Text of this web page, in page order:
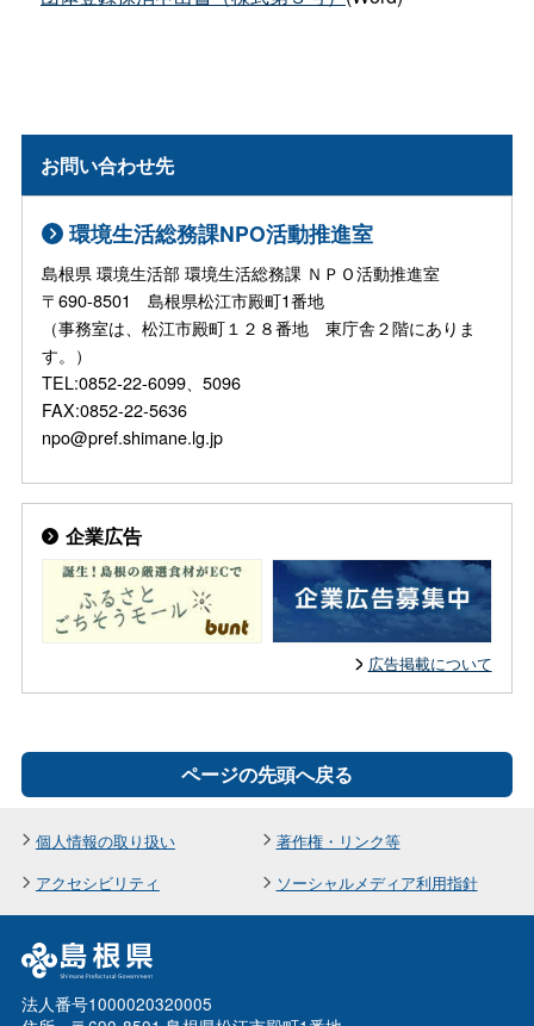
お問い合わせ先
環境生活総務課NPO活動推進室
島根県 環境生活部 環境生活総務課 ＮＰＯ活動推進室
〒690-8501 島根県松江市殿町1番地
（事務室は、松江市殿町１２８番地 東庁舎２階にありま
す。）
TEL:0852-22-6099、5096
FAX:0852-22-5636
npo@pref.shimane.lg.jp
企業広告
広告掲載について
ページの先頭へ戻る
個人情報の取り扱い
著作権・リンク等
アクセシビリティ
ソーシャルメディア利用指針
法人番号1000020320005